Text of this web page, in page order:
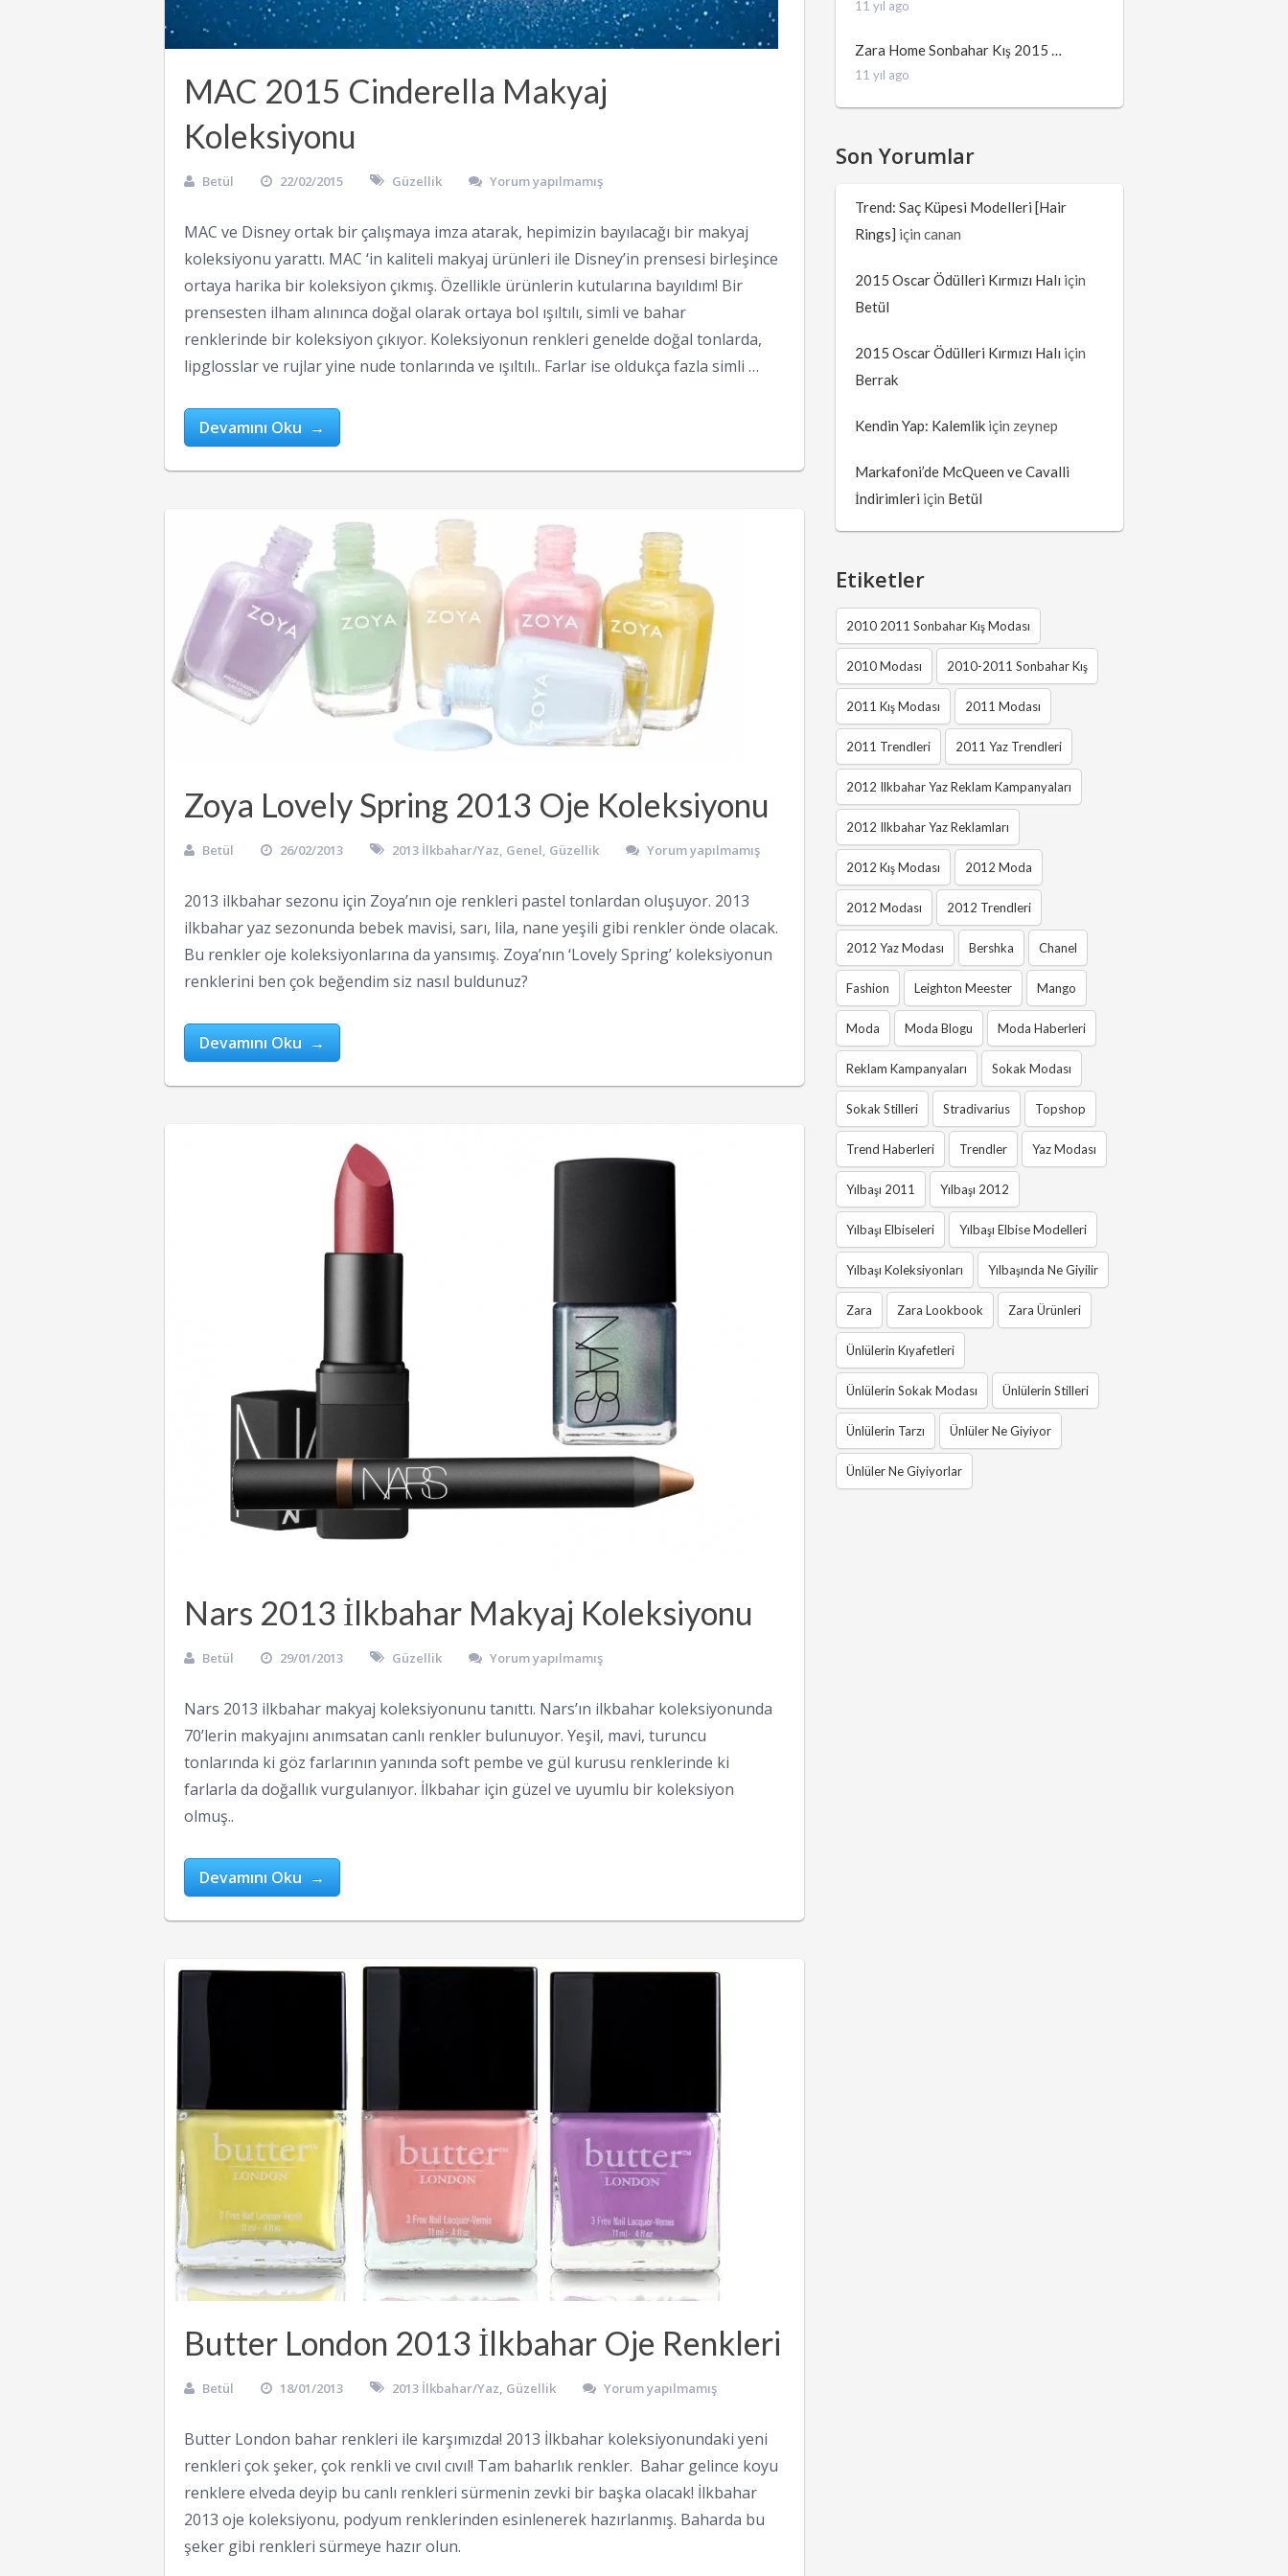
MAC 2015 Cinderella Makyaj
Koleksiyonu
Betül 22/02/2015 Güzellik Yorum yapılmamış
MAC ve Disney ortak bir çalışmaya imza atarak, hepimizin bayılacağı bir makyaj
koleksiyonu yarattı. MAC ‘in kaliteli makyaj ürünleri ile Disney’in prensesi birleşince
ortaya harika bir koleksiyon çıkmış. Özellikle ürünlerin kutularına bayıldım! Bir
prensesten ilham alınınca doğal olarak ortaya bol ışıltılı, simli ve bahar
renklerinde bir koleksiyon çıkıyor. Koleksiyonun renkleri genelde doğal tonlarda,
lipglosslar ve rujlar yine nude tonlarında ve ışıltılı.. Farlar ise oldukça fazla simli …
Devamını Oku →
Zoya Lovely Spring 2013 Oje Koleksiyonu
Betül 26/02/2013 2013 İlkbahar/Yaz, Genel, Güzellik Yorum yapılmamış
2013 ilkbahar sezonu için Zoya’nın oje renkleri pastel tonlardan oluşuyor. 2013
ilkbahar yaz sezonunda bebek mavisi, sarı, lila, nane yeşili gibi renkler önde olacak.
Bu renkler oje koleksiyonlarına da yansımış. Zoya’nın ‘Lovely Spring’ koleksiyonun
renklerini ben çok beğendim siz nasıl buldunuz?
Devamını Oku →
Nars 2013 İlkbahar Makyaj Koleksiyonu
Betül 29/01/2013 Güzellik Yorum yapılmamış
Nars 2013 ilkbahar makyaj koleksiyonunu tanıttı. Nars’ın ilkbahar koleksiyonunda
70’lerin makyajını anımsatan canlı renkler bulunuyor. Yeşil, mavi, turuncu
tonlarında ki göz farlarının yanında soft pembe ve gül kurusu renklerinde ki
farlarla da doğallık vurgulanıyor. İlkbahar için güzel ve uyumlu bir koleksiyon
olmuş..
Devamını Oku →
Butter London 2013 İlkbahar Oje Renkleri
Betül 18/01/2013 2013 İlkbahar/Yaz, Güzellik Yorum yapılmamış
Butter London bahar renkleri ile karşımızda! 2013 İlkbahar koleksiyonundaki yeni
renkleri çok şeker, çok renkli ve cıvıl cıvıl! Tam baharlık renkler. Bahar gelince koyu
renklere elveda deyip bu canlı renkleri sürmenin zevki bir başka olacak! İlkbahar
2013 oje koleksiyonu, podyum renklerinden esinlenerek hazırlanmış. Baharda bu
şeker gibi renkleri sürmeye hazır olun.
11 yıl ago
Zara Home Sonbahar Kış 2015 …
11 yıl ago
Son Yorumlar
Trend: Saç Küpesi Modelleri [Hair
Rings] için canan
2015 Oscar Ödülleri Kırmızı Halı için
Betül
2015 Oscar Ödülleri Kırmızı Halı için
Berrak
Kendin Yap: Kalemlik için zeynep
Markafoni’de McQueen ve Cavalli
İndirimleri için Betül
Etiketler
2010 2011 Sonbahar Kış Modası
2010 Modası 2010-2011 Sonbahar Kış
2011 Kış Modası 2011 Modası
2011 Trendleri 2011 Yaz Trendleri
2012 Ilkbahar Yaz Reklam Kampanyaları
2012 Ilkbahar Yaz Reklamları
2012 Kış Modası 2012 Moda
2012 Modası 2012 Trendleri
2012 Yaz Modası Bershka Chanel
Fashion Leighton Meester Mango
Moda Moda Blogu Moda Haberleri
Reklam Kampanyaları Sokak Modası
Sokak Stilleri Stradivarius Topshop
Trend Haberleri Trendler Yaz Modası
Yılbaşı 2011 Yılbaşı 2012
Yılbaşı Elbiseleri Yılbaşı Elbise Modelleri
Yılbaşı Koleksiyonları Yılbaşında Ne Giyilir
Zara Zara Lookbook Zara Ürünleri
Ünlülerin Kıyafetleri
Ünlülerin Sokak Modası Ünlülerin Stilleri
Ünlülerin Tarzı Ünlüler Ne Giyiyor
Ünlüler Ne Giyiyorlar